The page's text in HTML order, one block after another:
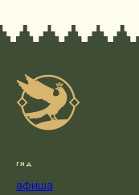
гид
афиша